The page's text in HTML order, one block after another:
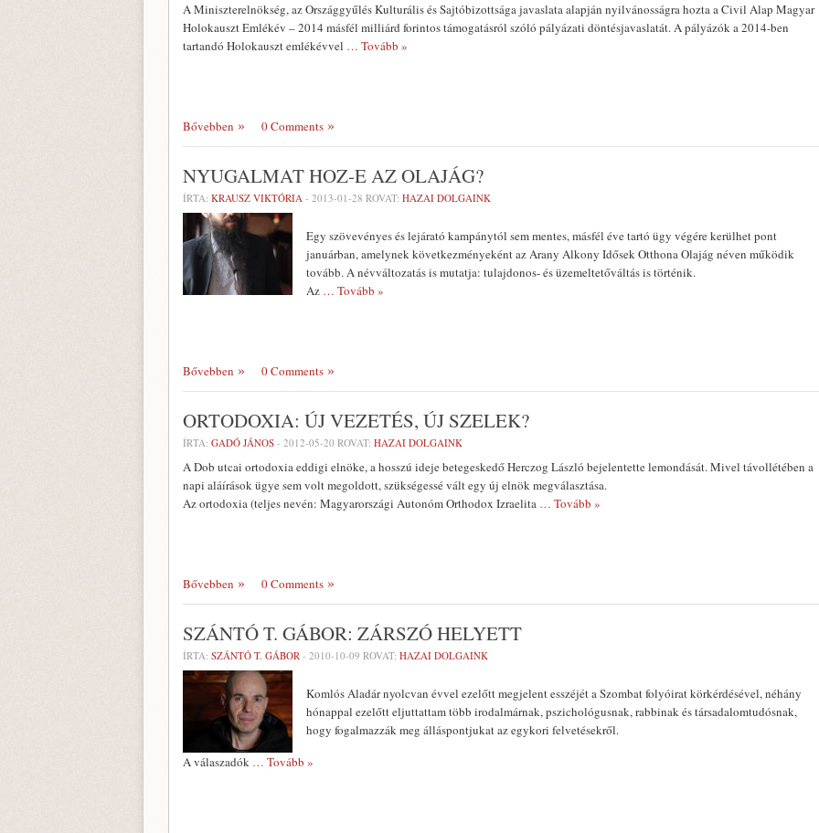
A Miniszterelnökség, az Országgyűlés Kulturális és Sajtóbizottsága javaslata alapján nyilvánosságra hozta a Civil Alap Magyar
Holokauszt Emlékév – 2014 másfél milliárd forintos támogatásról szóló pályázati döntésjavaslatát. A pályázók a 2014-ben
tartandó Holokauszt emlékévvel … Tovább »
Bővebben 0 Comments
NYUGALMAT HOZ-E AZ OLAJÁG?
ÍRTA: KRAUSZ VIKTÓRIA - 2013-01-28 ROVAT: HAZAI DOLGAINK
Egy szövevényes és lejárató kampánytól sem mentes, másfél éve tartó ügy végére kerülhet pont
januárban, amelynek következményeként az Arany Alkony Idősek Otthona Olajág néven működik
tovább. A névváltozatás is mutatja: tulajdonos- és üzemeltetőváltás is történik.
Az … Tovább »
Bővebben 0 Comments
ORTODOXIA: ÚJ VEZETÉS, ÚJ SZELEK?
ÍRTA: GADÓ JÁNOS - 2012-05-20 ROVAT: HAZAI DOLGAINK
A Dob utcai ortodoxia eddigi elnöke, a hosszú ideje betegeskedő Herczog László bejelentette lemondását. Mivel távollétében a
napi aláírások ügye sem volt megoldott, szükségessé vált egy új elnök megválasztása.
Az ortodoxia (teljes nevén: Magyarországi Autonóm Orthodox Izraelita … Tovább »
Bővebben 0 Comments
SZÁNTÓ T. GÁBOR: ZÁRSZÓ HELYETT
ÍRTA: SZÁNTÓ T. GÁBOR - 2010-10-09 ROVAT: HAZAI DOLGAINK
Komlós Aladár nyolcvan évvel ezelőtt megjelent esszéjét a Szombat folyóirat körkérdésével, néhány
hónappal ezelőtt eljuttattam több irodalmárnak, pszichológusnak, rabbinak és társadalomtudósnak,
hogy fogalmazzák meg álláspontjukat az egykori felvetésekről.
A válaszadók … Tovább »